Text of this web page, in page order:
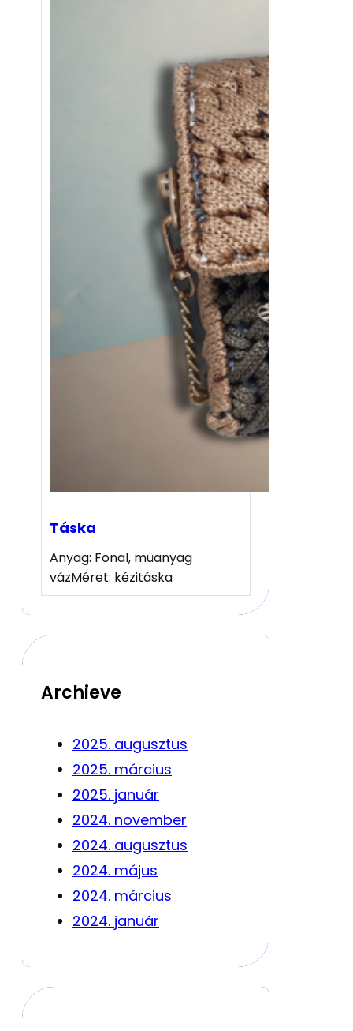
Táska
Anyag: Fonal, müanyag
vázMéret: kézitáska
Archieve
2025. augusztus
2025. március
2025. január
2024. november
2024. augusztus
2024. május
2024. március
2024. január